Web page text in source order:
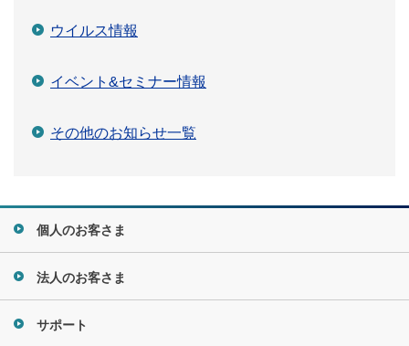
ウイルス情報
イベント&セミナー情報
その他のお知らせ一覧
個人のお客さま
法人のお客さま
サポート